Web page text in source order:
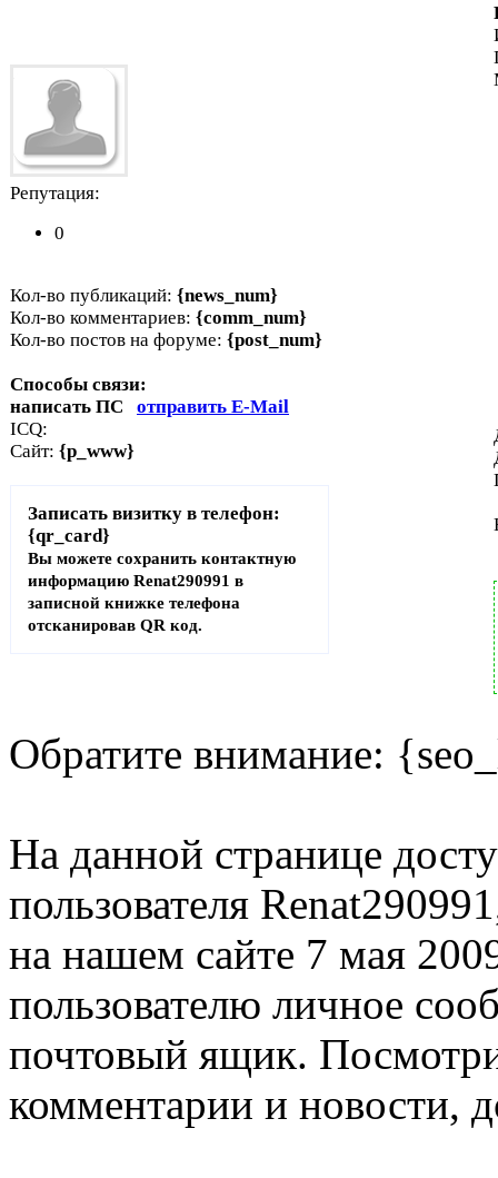
Репутация:
0
Кол-во публикаций: {news_num}
Кол-во комментариев: {comm_num}
Кол-во постов на форуме: {post_num}
Способы связи:
написать ПС отправить E-Mail
ICQ:
Сайт: {p_www}
Записать визитку в телефон:
{qr_card}
Вы можете сохранить контактную
информацию Renat290991 в
записной книжке телефона
отсканировав QR код.
Обратите внимание:
На данной странице
пользователя
на нашем сайте 7 мая
пользователю личное
почтовый ящик.
комментарии и новости,